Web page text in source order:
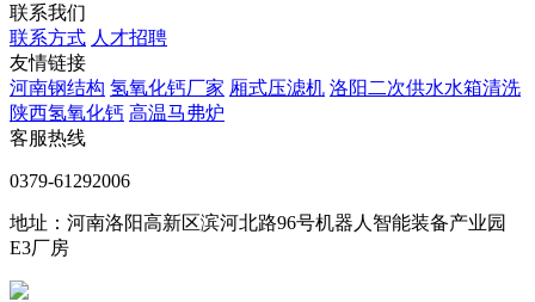
联系我们
联系方式 人才招聘
友情链接
河南钢结构 氢氧化钙厂家 厢式压滤机 洛阳二次供水水箱清洗
陕西氢氧化钙 高温马弗炉
客服热线
0379-61292006
地址：河南洛阳高新区滨河北路96号机器人智能装备产业园
E3厂房